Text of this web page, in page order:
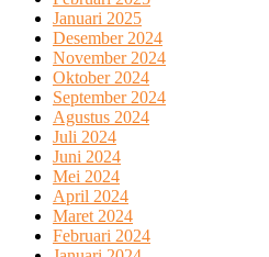
Januari 2025
Desember 2024
November 2024
Oktober 2024
September 2024
Agustus 2024
Juli 2024
Juni 2024
Mei 2024
April 2024
Maret 2024
Februari 2024